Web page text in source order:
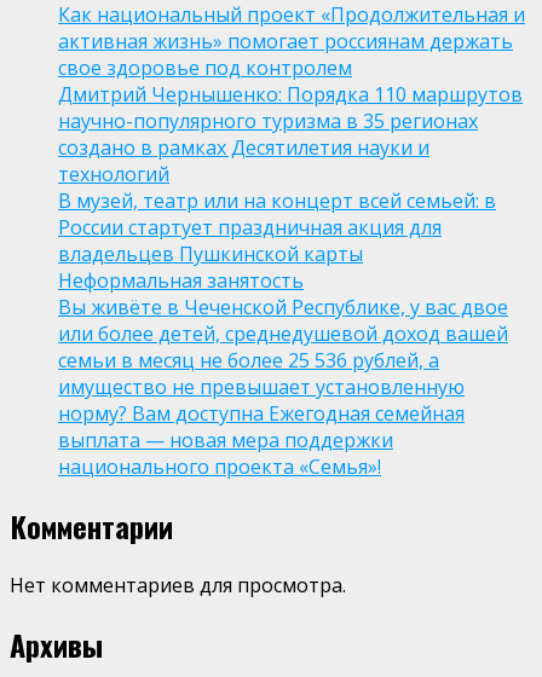
Как национальный проект «Продолжительная и
активная жизнь» помогает россиянам держать
свое здоровье под контролем
Дмитрий Чернышенко: Порядка 110 маршрутов
научно-популярного туризма в 35 регионах
создано в рамках Десятилетия науки и
технологий
В музей, театр или на концерт всей семьей: в
России стартует праздничная акция для
владельцев Пушкинской карты
Неформальная занятость
Вы живёте в Чеченской Республике, у вас двое
или более детей, среднедушевой доход вашей
семьи в месяц не более 25 536 рублей, а
имущество не превышает установленную
норму? Вам доступна Ежегодная семейная
выплата — новая мера поддержки
национального проекта «Семья»!
Комментарии
Нет комментариев для просмотра.
Архивы